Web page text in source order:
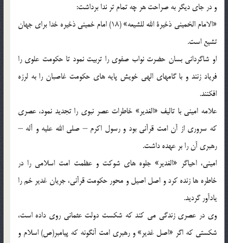
و در جاى ديگر به صراحت هر چه تمام تر ندا برداشت:
«الامام الخمينى ذخيرة الله للشيعه‏» (18) امام خمينى ذخيره خدا براى جهان
تشيع است.
او شاگردانى بسان حضرت نواب صفوى را تربيت نمود تا حكومت علوى را
فرياد زنند و با گامهاى الهى خويش پايه ‏هاى حكومت غاصبان را به لرزه
افكنند.
علامه امينى با تاليف «الغدير» خاطرات عصر نبوى را تجديد نمود، عصرى
كه سرورى از آن امت قرآنى بود و رسول اكرم – صلى الله عليه و آله –
رهبرى آن را بر عهده داشت.
امينى، احياگر «الغدير» جلوه ‏هاى شوكت و عظمت امت اسلامى را در
خاطره‏ ها زنده كرد و اصل اصيل و محور حكومت قرآنى، جريان غدير خم را
يادآور گرديد.
وى در عصرى زندگى می ‏كند كه شكست دولت عثمانى روى داده است،
شكستى كه اگر «اصل غدير» و رهبرى امت آنگونه كه پيامبر(ص) اسلام و